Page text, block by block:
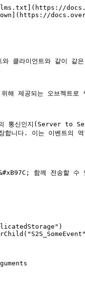
클라이언트와 같이 같
제공되는 오브젝트
통신인지(Server to
다. 이는 이벤트의 역
함께 전송할 수